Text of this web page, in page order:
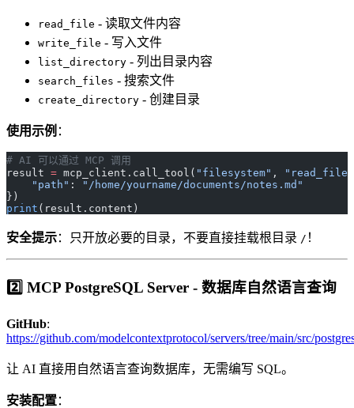
read_file - 读取文件内容
write_file - 写入文件
list_directory - 列出目录内容
search_files - 搜索文件
create_directory - 创建目录
使用示例 ：
# AI 可以通过 MCP 调用
result = mcp_client.call_tool( "filesystem" ,
"read_file"
    "path"
:
"/home/yourname/documents/notes.md"
})
print (result.content)
安全提示：只开放必要的目录，不要直接挂载根目录 / ！
2️⃣ MCP PostgreSQL Server - 数据库自然语言查询
GitHub:
https://github.com/modelcontextprotocol/servers/tree/main/src/
让 AI 直接用自然语言查询数据库，无需编写 SQL。
安装配置：